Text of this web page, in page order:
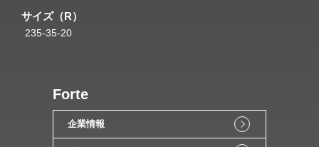
サイズ（R）
235-35-20
Forte
企業情報